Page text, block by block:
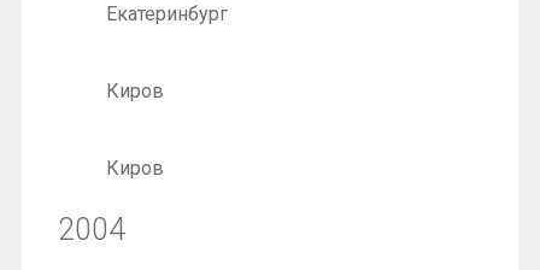
Екатеринбург
Киров
Киров
2004